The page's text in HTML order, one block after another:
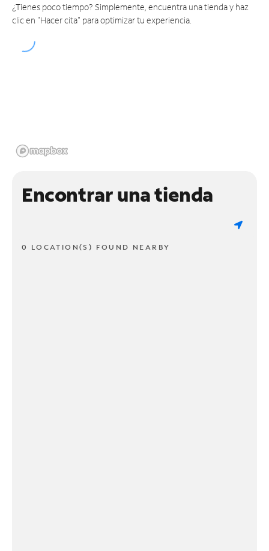
¿Tienes poco tiempo? Simplemente, encuentra una tienda y haz
clic en "Hacer cita" para optimizar tu experiencia.
Encontrar una tienda
0 LOCATION(S) FOUND NEARBY